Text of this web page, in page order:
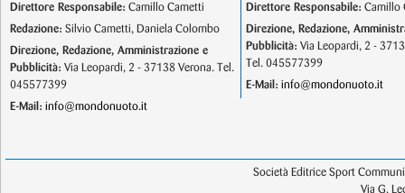
Direttore Responsabile: Camillo Cametti
Redazione: Silvio Cametti, Daniela Colombo
Direzione, Redazione, Amministrazione e
Pubblicità: Via Leopardi, 2 - 37138 Verona. Tel.
045577399
E-Mail: info@mondonuoto.it
Direttore Responsabile: Camillo
Direzione, Redazione,
Pubblicità: Via Leopardi, 2 -
Tel. 045577399
E-Mail: info@mondonuoto.it
Società Editrice Sport
Via G.